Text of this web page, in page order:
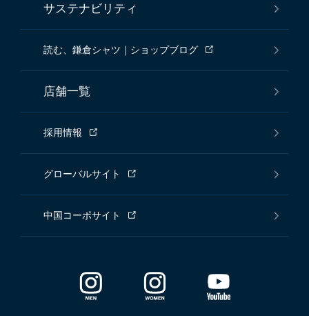
サステナビリティ
読む、鎌倉シャツ｜ショップブログ
店舗一覧
採用情報
グローバルサイト
中国コーポサイト